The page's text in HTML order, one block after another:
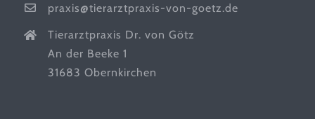
praxis@tierarztpraxis-von-goetz.de
Tierarztpraxis Dr. von Götz
An der Beeke 1
31683 Obernkirchen